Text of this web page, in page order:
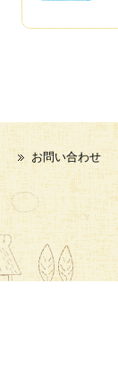
お問い合わせ